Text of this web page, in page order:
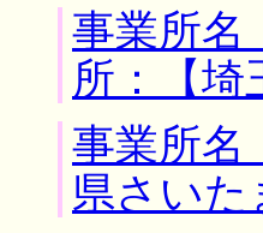
事業所
所：【埼
事業所
県さいた